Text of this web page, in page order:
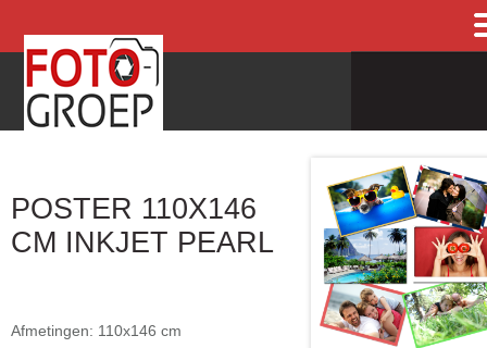
POSTER 110X146
CM INKJET PEARL
Afmetingen: 110x146 cm